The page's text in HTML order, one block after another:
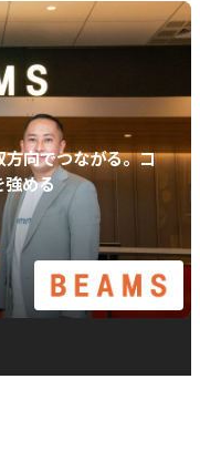
方向でつながる。コ
める